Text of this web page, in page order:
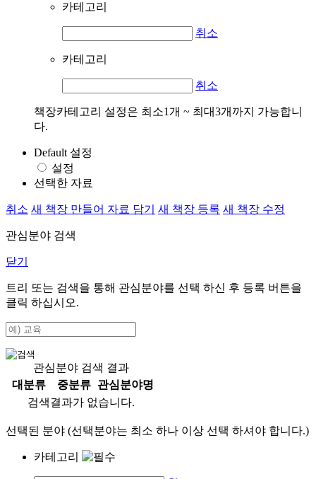
카테고리
취소
카테고리
취소
책장카테고리 설정은 최소1개 ~ 최대3개까지 가능합니
다.
Default 설정
설정
선택한 자료
취소 새 책장 만들어 자료 담기 새 책장 등록 새 책장 수정
관심분야 검색
닫기
트리 또는 검색을 통해 관심분야를 선택 하신 후 등록 버튼을
클릭 하십시오.
관심분야 검색 결과
대분류
중분류
관심분야명
검색결과가 없습니다.
선택된 분야 (선택분야는 최소 하나 이상 선택 하셔야 합니다.)
카테고리